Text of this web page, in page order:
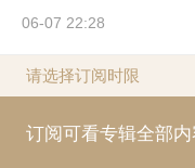
【更新频率】
《龙虎榜解密》
06-07 22:28
请选择订阅时限
订阅可看专辑全部内